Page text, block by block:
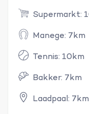
Supermarkt:
Manege: 7km
Tennis: 10km
Bakker: 7km
Laadpaal: 7km